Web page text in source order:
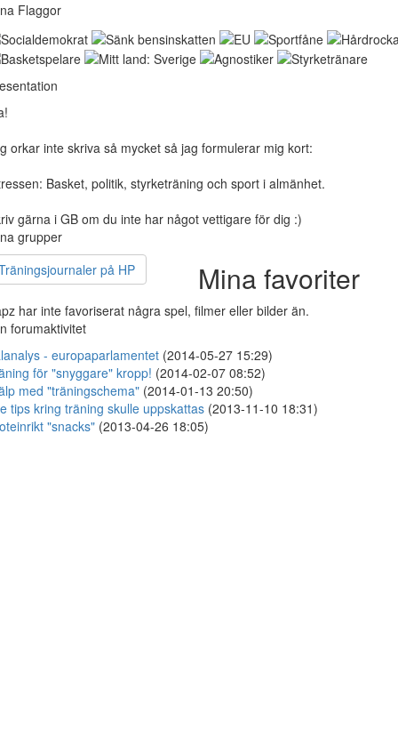
Flaggor
orkar inte skriva så mycket så jag formulerar mig kort:
Basket, politik, styrketräning och sport i almänhet.
gärna i GB om du inte har något vettigare för dig :)
grupper
på HP
Mina favoriter
har inte favoriserat några spel, filmer eller bilder än.
forumaktivitet
- europaparlamentet (2014-05-27 15:29)
för "snyggare" kropp! (2014-02-07 08:52)
med "träningschema" (2014-01-13 20:50)
tips kring träning skulle uppskattas (2013-11-10 18:31)
"snacks" (2013-04-26 18:05)